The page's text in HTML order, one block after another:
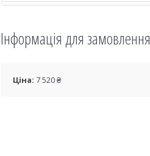
Інформація для замовлення
Ціна: 7 520 ₴